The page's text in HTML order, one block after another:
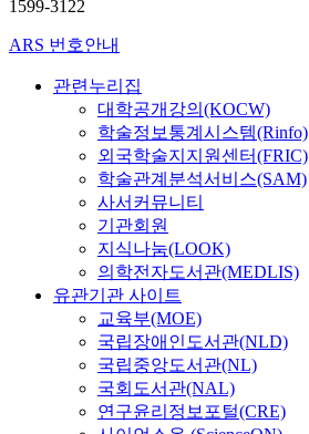
1599-3122
ARS 번호안내
관련누리집
대학공개강의(KOCW)
학술정보통계시스템(Rinfo)
외국학술지지원센터(FRIC)
학술관계분석서비스(SAM)
사서커뮤니티
기관회원
지식나눔(LOOK)
의학전자도서관(MEDLIS)
유관기관 사이트
교육부(MOE)
국립장애인도서관(NLD)
국립중앙도서관(NL)
국회도서관(NAL)
연구윤리정보포털(CRE)